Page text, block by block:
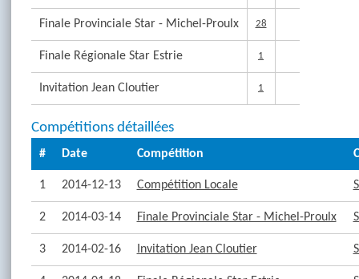
Finale Provinciale Star - Michel-Proulx 28
Finale Régionale Star Estrie 1
Invitation Jean Cloutier 1
Compétitions détaillées
# Date Compétition
1 2014-12-13 Compétition Locale
2 2014-03-14 Finale Provinciale Star - Michel-Proulx
3 2014-02-16 Invitation Jean Cloutier